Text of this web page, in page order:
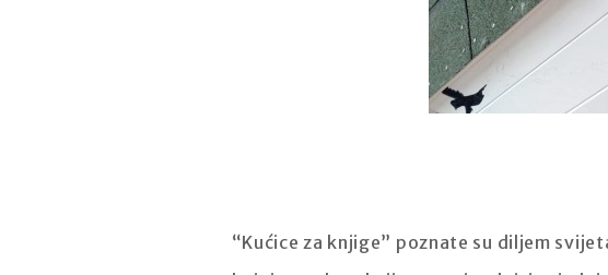
“Kućice za knjige” poznate su diljem